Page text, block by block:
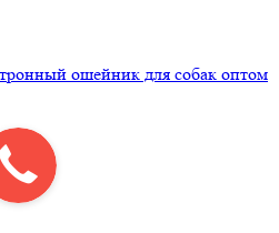
ошейник для собак оптом